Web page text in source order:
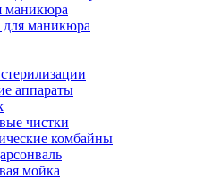
маникюра
для маникюра
аппараты
чистки
комбайны
мойка